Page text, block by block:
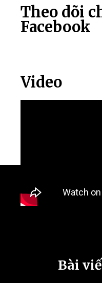
Theo dõi
Facebook
Video
Bài